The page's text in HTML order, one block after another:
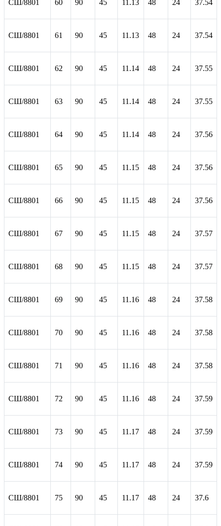
СШ/8801 60 90 45 11.13 48 24 37.54
СШ/8801 61 90 45 11.13 48 24 37.54
СШ/8801 62 90 45 11.14 48 24 37.55
СШ/8801 63 90 45 11.14 48 24 37.55
СШ/8801 64 90 45 11.14 48 24 37.56
СШ/8801 65 90 45 11.15 48 24 37.56
СШ/8801 66 90 45 11.15 48 24 37.56
СШ/8801 67 90 45 11.15 48 24 37.57
СШ/8801 68 90 45 11.15 48 24 37.57
СШ/8801 69 90 45 11.16 48 24 37.58
СШ/8801 70 90 45 11.16 48 24 37.58
СШ/8801 71 90 45 11.16 48 24 37.58
СШ/8801 72 90 45 11.16 48 24 37.59
СШ/8801 73 90 45 11.17 48 24 37.59
СШ/8801 74 90 45 11.17 48 24 37.59
СШ/8801 75 90 45 11.17 48 24 37.6